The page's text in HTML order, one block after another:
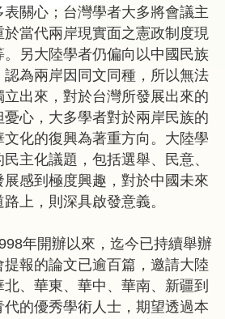
關心；台灣學者大多將會議主
於當代兩岸現實面之憲政制度現
另大陸學者仍偏向以中國民族
為兩岸因同文同種，所以無法
出來，對於台灣所發展出來的
心，大多學者對於兩岸民族的
文化的復興為著重方向。大陸學
主化議題，包括選舉、民意、
感到極度興趣，對於中國未來
上，則深具啟發意義。
年開辦以來，迄今已持續舉辦
報的論文已逾百篇，邀請大陸
、華東、華中、華南、新疆到
的優秀學術人士，期望透過本